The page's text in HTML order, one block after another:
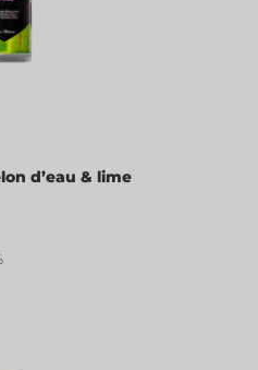
d’eau & lime